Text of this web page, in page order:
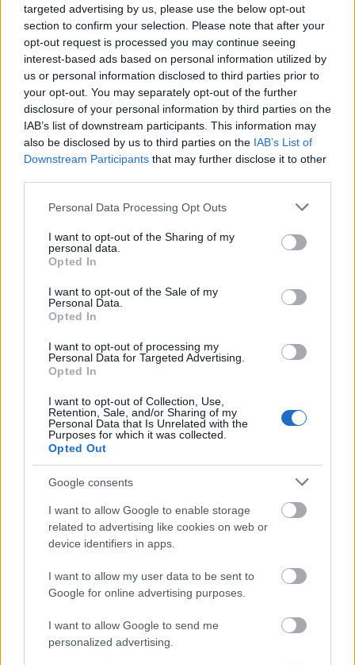
targeted advertising by us, please use the below opt-out
section to confirm your selection. Please note that after your
opt-out request is processed you may continue seeing
interest-based ads based on personal information utilized by
us or personal information disclosed to third parties prior to
your opt-out. You may separately opt-out of the further
disclosure of your personal information by third parties on the
IAB’s list of downstream participants. This information may
also be disclosed by us to third parties on the IAB’s List of
Downstream Participants that may further disclose it to other
Please note that this website/app uses one or more Google
not limited to your visit or usage behaviour. You may click to
grant or deny consent to Google and its third-party tags to
use your data for below specified purposes in below Google
consent section.
Personal Data Processing Opt Outs
I want to opt-out of the Sharing of my
personal data.
Opted In
I want to opt-out of the Sale of my
Personal Data.
Opted In
I want to opt-out of processing my
Personal Data for Targeted Advertising.
Opted In
I want to opt-out of Collection, Use,
Retention, Sale, and/or Sharing of my
Personal Data that Is Unrelated with the
Purposes for which it was collected.
Opted Out
Google consents
I want to allow Google to enable storage
related to advertising like cookies on web or
device identifiers in apps.
I want to allow my user data to be sent to
Google for online advertising purposes.
I want to allow Google to send me
personalized advertising.
egy fasz, büntetősatuzik, a feleséged meg elrántja a
kormányt, és meghal a gyerekeddel a kocsiban. Így
már ugye másképp fest a dolog?
"streetfighter"
15 éve
@pengusz:
Mint már korábban megjegyeztem, a szöveget
értelmezni is tudni kéne.
De ne szomorkodj, nem vagy egyedül, sőt. :)
12Rómeó
@lordjim: Igen, A 353D az még a régi, "csőrös"
Csepel, de inkább az 50-es évek vége.
15 éve
@flander: ez attól függ.
Szenteste hajnalán mentünk haza Nyíregyházára,
minden volt: sötét is meg hó is meg köd is. Én meg
nem vagyok egy vagány, 90-nel baktattam. Alig
láttam. Szerencsémre volt előttem egy kamion,
aminek a lámpáit elég jól lehetett látni, így követtem
azt. Sokat segített a tájékozódásban (bár nem 10
méterre voltam tőle).
Sajnos hamar lement a pályáról, de nagyon klassz
volt, hogy volt támpont abban a fos időben. :)